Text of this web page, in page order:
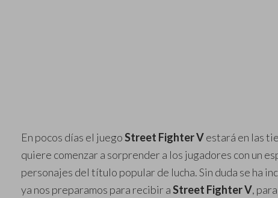
En pocos días el juegoStreet Fighter Vestará en las
quiere comenzar a sorprender a los jugadores con un
personajes del título popular de lucha. Sin duda se ha
ya nos preparamos para recibir aStreet Fighter V,